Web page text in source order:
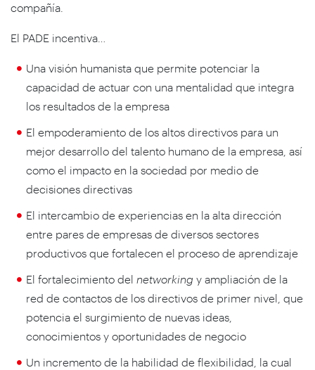
compañía.
El PADE incentiva…
Una visión humanista que permite potenciar la
capacidad de actuar con una mentalidad que integra
los resultados de la empresa
El empoderamiento de los altos directivos para un
mejor desarrollo del talento humano de la empresa, así
como el impacto en la sociedad por medio de
decisiones directivas
El intercambio de experiencias en la alta dirección
entre pares de empresas de diversos sectores
productivos que fortalecen el proceso de aprendizaje
El fortalecimiento del networking y ampliación de la
red de contactos de los directivos de primer nivel, que
potencia el surgimiento de nuevas ideas,
conocimientos y oportunidades de negocio
Un incremento de la habilidad de flexibilidad, la cual